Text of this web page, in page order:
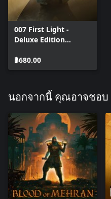
007 First Light -
Deluxe Edition
฿680.00
นอกจากนี้ คุณอาจชอบ